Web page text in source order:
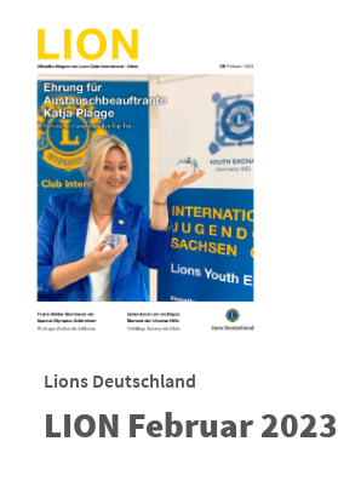
Lions Deutschland
LION Februar 2023